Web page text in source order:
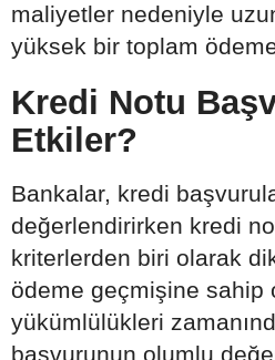
maliyetler nedeniyle
yüksek bir toplam
Kredi Notu
Etkiler?
Bankalar, kredi
değerlendirirken kredi
kriterlerden biri olarak
ödeme geçmişine sahip
yükümlülükleri
başvurunun olumlu